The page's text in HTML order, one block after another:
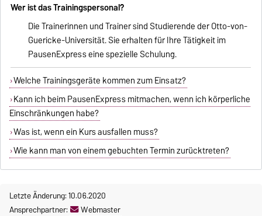
Wer ist das Trainingspersonal?
Die Trainerinnen und Trainer sind Studierende der Otto-von-
Guericke-Universität. Sie erhalten für Ihre Tätigkeit im
PausenExpress eine spezielle Schulung.
Welche Trainingsgeräte kommen zum Einsatz?
Kann ich beim PausenExpress mitmachen, wenn ich körperliche
Einschränkungen habe?
Was ist, wenn ein Kurs ausfallen muss?
Wie kann man von einem gebuchten Termin zurücktreten?
Letzte Änderung: 10.06.2020
Ansprechpartner:
Webmaster